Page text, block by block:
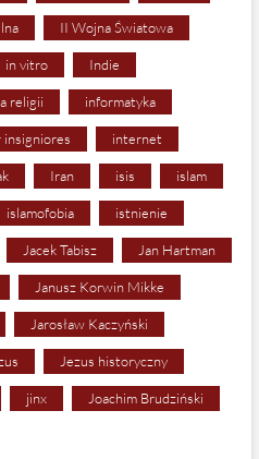
II Wojna Światowa
in vitro Indie
religii informatyka
insigniores internet
Iran isis islam
islamofobia istnienie
Jacek Tabisz Jan Hartman
Janusz Korwin Mikke
Jarosław Kaczyński
Jezus historyczny
jinx Joachim Brudziński